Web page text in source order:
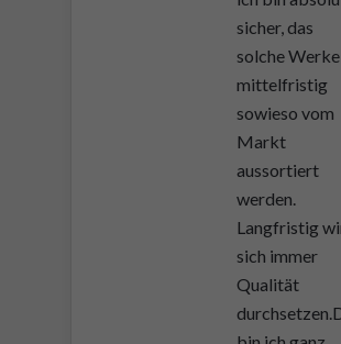
sicher, das
solche Werke
mittelfristig
sowieso vom
Markt
aussortiert
werden.
Langfristig
sich immer
Qualität